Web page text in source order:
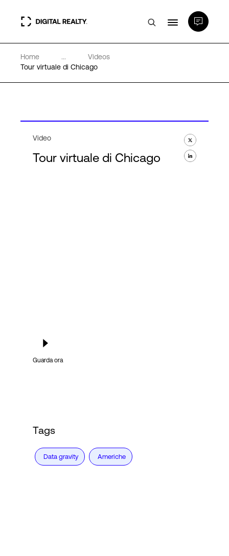
Data center
Competenze e Risorse
Home ...
Videos
Tour virtuale di Chicago
Video
Tour virtuale di Chicago
Guarda ora
Tags
Data gravity Americhe